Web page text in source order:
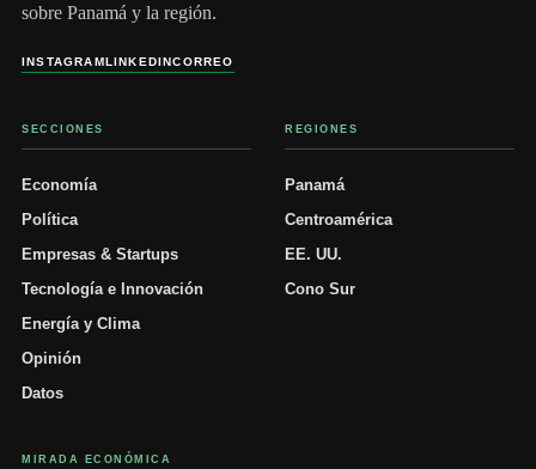
sobre Panamá y la región.
INSTAGRAMLINKEDINCORREO
SECCIONES
Economía
Política
Empresas & Startups
Tecnología e Innovación
Energía y Clima
Opinión
Datos
REGIONES
Panamá
Centroamérica
EE. UU.
Cono Sur
MIRADA ECONÓMICA